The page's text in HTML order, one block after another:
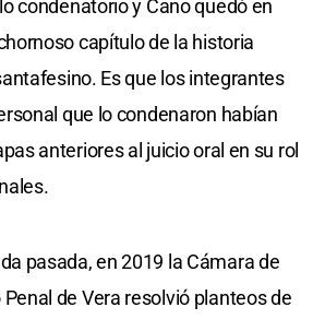
condenatorio y Cano quedó en
capítulo de la historia
Es que los integrantes
que lo condenaron habían
anteriores al juicio oral en su rol
pasada, en 2019 la Cámara de
de Vera resolvió planteos de